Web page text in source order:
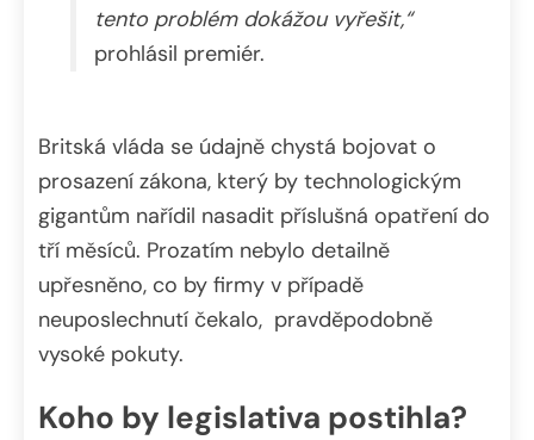
tento problém dokážou vyřešit,“
prohlásil premiér.
Britská vláda se údajně chystá bojovat o
prosazení zákona, který by technologickým
gigantům nařídil nasadit příslušná opatření do
tří měsíců. Prozatím nebylo detailně
upřesněno, co by firmy v případě
neuposlechnutí čekalo, pravděpodobně
vysoké pokuty.
Koho by legislativa postihla?